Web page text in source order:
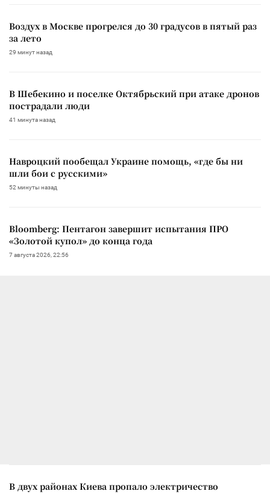
Воздух в Москве прогрелся до 30 градусов в пятый раз
за лето
29 минут назад
В Шебекино и поселке Октябрьский при атаке дронов
пострадали люди
41 минута назад
Навроцкий пообещал Украине помощь, «где бы ни
шли бои с русскими»
52 минуты назад
Bloomberg: Пентагон завершит испытания ПРО
«Золотой купол» до конца года
7 августа 2026, 22:56
В двух районах Киева пропало электричество